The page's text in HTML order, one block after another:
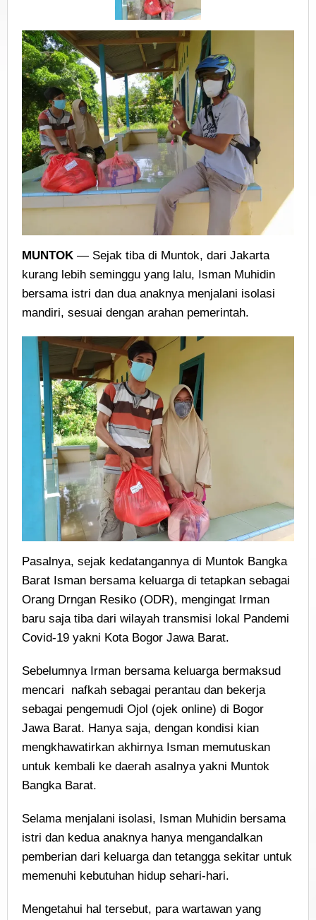
MUNTOK — Sejak tiba di Muntok, dari Jakarta
kurang lebih seminggu yang lalu, Isman Muhidin
bersama istri dan dua anaknya menjalani isolasi
mandiri, sesuai dengan arahan pemerintah.
Pasalnya, sejak kedatangannya di Muntok Bangka
Barat Isman bersama keluarga di tetapkan sebagai
Orang Drngan Resiko (ODR), mengingat Irman
baru saja tiba dari wilayah transmisi lokal Pandemi
Covid-19 yakni Kota Bogor Jawa Barat.
Sebelumnya Irman bersama keluarga bermaksud
mencari nafkah sebagai perantau dan bekerja
sebagai pengemudi Ojol (ojek online) di Bogor
Jawa Barat. Hanya saja, dengan kondisi kian
mengkhawatirkan akhirnya Isman memutuskan
untuk kembali ke daerah asalnya yakni Muntok
Bangka Barat.
Selama menjalani isolasi, Isman Muhidin bersama
istri dan kedua anaknya hanya mengandalkan
pemberian dari keluarga dan tetangga sekitar untuk
memenuhi kebutuhan hidup sehari-hari.
Mengetahui hal tersebut, para wartawan yang